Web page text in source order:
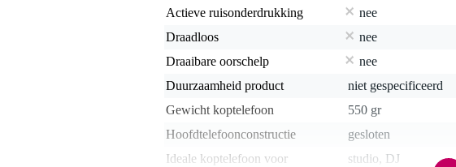
Actieve ruisonderdrukking
nee
Draadloos
nee
Draaibare oorschelp
nee
Duurzaamheid product
niet gespecificeerd
Gewicht koptelefoon
550 gr
Hoofdtelefoonconstructie
gesloten
Ideale koptelefoon voor
studio, DJ